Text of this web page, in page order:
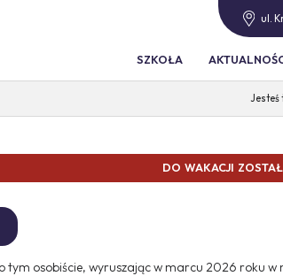
SZKOŁA
ul.
tym osobiście, wyruszając w marcu 2026 roku w